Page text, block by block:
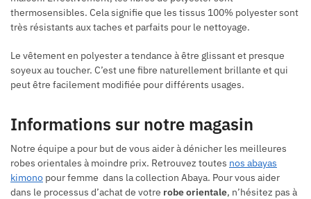
thermosensibles. Cela signifie que les tissus 100% polyester sont
très résistants aux taches et parfaits pour le nettoyage.
Le vêtement en polyester a tendance à être glissant et presque
soyeux au toucher. C’est une fibre naturellement brillante et qui
peut être facilement modifiée pour différents usages.
Informations sur notre magasin
Notre équipe a pour but de vous aider à dénicher les meilleures
robes orientales à moindre prix. Retrouvez toutes nos abayas
kimono pour femme dans la collection Abaya. Pour vous aider
dans le processus d’achat de votre robe orientale, n’hésitez pas à